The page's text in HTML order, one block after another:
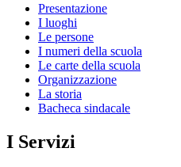
Presentazione
I luoghi
Le persone
I numeri della scuola
Le carte della scuola
Organizzazione
La storia
Bacheca sindacale
I Servizi